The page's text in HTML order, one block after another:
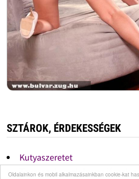
Oldalainkon és mobil alkalmazásainkban cookie-kat
SZTÁROK, ÉRDEKESSÉGEK
Kutyaszeretet
Tavasszal emeletesen járnak